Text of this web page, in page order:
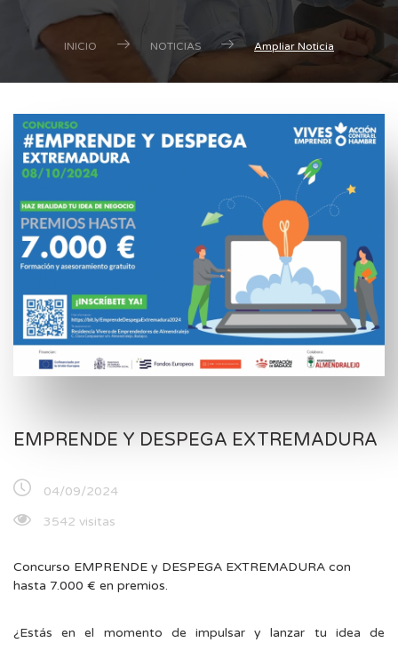
INICIO NOTICIAS Ampliar Noticia
EMPRENDE Y DESPEGA EXTREMADURA
04/09/2024
3542 visitas
Concurso EMPRENDE y DESPEGA EXTREMADURA con
hasta 7.000 € en premios.
¿Estás en el momento de impulsar y lanzar tu idea de